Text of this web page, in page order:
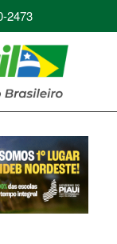
2473